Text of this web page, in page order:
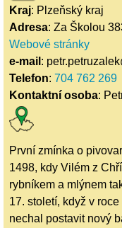
Kraj: Plzeňský kraj
Adresa: Za Školou
Webové stránky
e-mail :
Telefon: 704 762 269
Kontaktní osoba:
První zmínka o
1498, kdy Vilém z
rybníkem a mlýnem
17. století, když v
nechal postavit nový